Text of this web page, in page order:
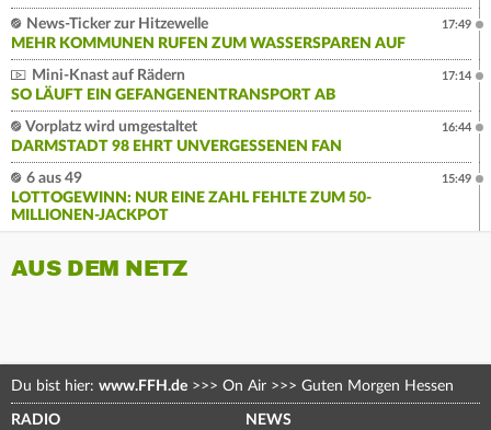
News-Ticker zur Hitzewelle
MEHR KOMMUNEN RUFEN ZUM WASSERSPAREN AUF
17:49
Mini-Knast auf Rädern
SO LÄUFT EIN GEFANGENENTRANSPORT AB
17:14
Vorplatz wird umgestaltet
DARMSTADT 98 EHRT UNVERGESSENEN FAN
16:44
6 aus 49
LOTTOGEWINN: NUR EINE ZAHL FEHLTE ZUM 50-
MILLIONEN-JACKPOT
15:49
AUS DEM NETZ
Du bist hier: www.FFH.de >>> On Air >>> Guten Morgen Hessen
RADIO NEWS